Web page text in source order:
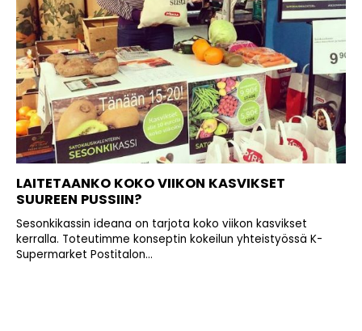
LAITETAANKO KOKO VIIKON KASVIKSET
SUUREEN PUSSIIN?
Sesonkikassin ideana on tarjota koko viikon kasvikset
kerralla. Toteutimme konseptin kokeilun yhteistyössä K-
Supermarket Postitalon...